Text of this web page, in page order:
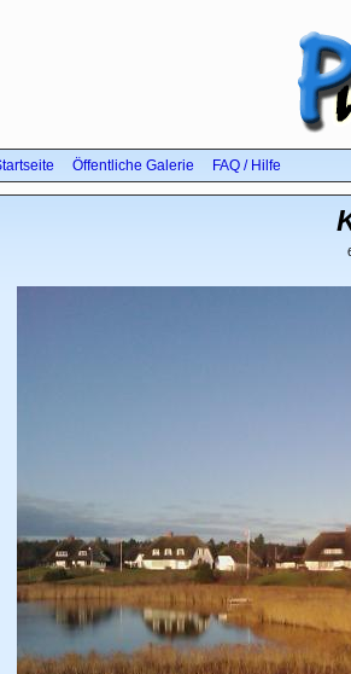
Öffentliche Galerie FAQ / Hilfe